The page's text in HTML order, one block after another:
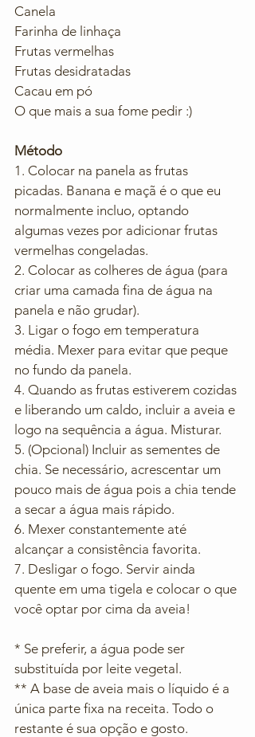
Canela
Farinha de linhaça
Frutas vermelhas
Frutas desidratadas
Cacau em pó
O que mais a sua fome pedir :)
Método
1. Colocar na panela as frutas
picadas. Banana e maçã é o que eu
normalmente incluo, optando
algumas vezes por adicionar frutas
vermelhas congeladas.
2. Colocar as colheres de água (para
criar uma camada fina de água na
panela e não grudar).
3. Ligar o fogo em temperatura
média. Mexer para evitar que peque
no fundo da panela.
4. Quando as frutas estiverem cozidas
e liberando um caldo, incluir a aveia e
logo na sequência a água. Misturar.
5. (Opcional) Incluir as sementes de
chia. Se necessário, acrescentar um
pouco mais de água pois a chia tende
a secar a água mais rápido.
6. Mexer constantemente até
alcançar a consistência favorita.
7. Desligar o fogo. Servir ainda
quente em uma tigela e colocar o que
você optar por cima da aveia!
* Se preferir, a água pode ser
substituída por leite vegetal.
** A base de aveia mais o líquido é a
única parte fixa na receita. Todo o
restante é sua opção e gosto.